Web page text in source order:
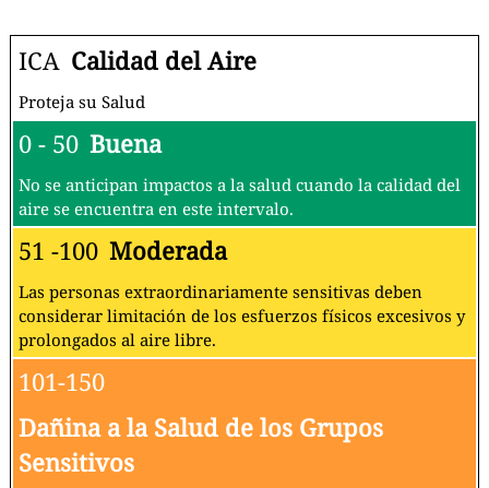
ICA Calidad del Aire
Proteja su Salud
0 - 50 Buena
No se anticipan impactos a la salud cuando la calidad del
aire se encuentra en este intervalo.
51 -100 Moderada
Las personas extraordinariamente sensitivas deben
considerar limitación de los esfuerzos físicos excesivos y
prolongados al aire libre.
101-150
Dañina a la Salud de los Grupos
Sensitivos